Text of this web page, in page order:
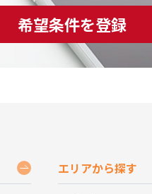
希望条件を登録
エリアから探す